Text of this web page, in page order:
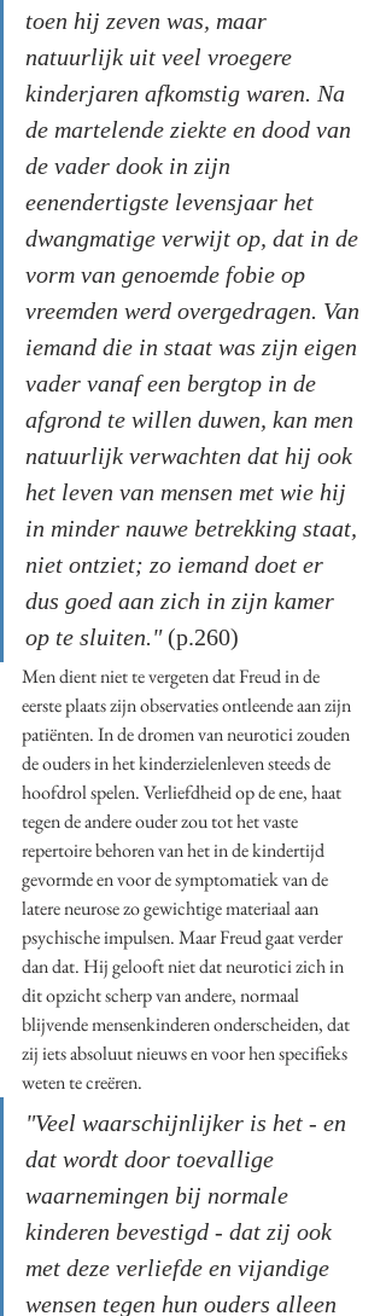
toen hij zeven was, maar
natuurlijk uit veel vroegere
kinderjaren afkomstig waren. Na
de martelende ziekte en dood van
de vader dook in zijn
eenendertigste levensjaar het
dwangmatige verwijt op, dat in de
vorm van genoemde fobie op
vreemden werd overgedragen. Van
iemand die in staat was zijn eigen
vader vanaf een bergtop in de
afgrond te willen duwen, kan men
natuurlijk verwachten dat hij ook
het leven van mensen met wie hij
in minder nauwe betrekking staat,
niet ontziet; zo iemand doet er
dus goed aan zich in zijn kamer
op te sluiten." (p.260)
Men dient niet te vergeten dat Freud in de
eerste plaats zijn observaties ontleende aan zijn
patiënten. In de dromen van neurotici zouden
de ouders in het kinderzielenleven steeds de
hoofdrol spelen. Verliefdheid op de ene, haat
tegen de andere ouder zou tot het vaste
repertoire behoren van het in de kindertijd
gevormde en voor de symptomatiek van de
latere neurose zo gewichtige materiaal aan
psychische impulsen. Maar Freud gaat verder
dan dat. Hij gelooft niet dat neurotici zich in
dit opzicht scherp van andere, normaal
blijvende mensenkinderen onderscheiden, dat
zij iets absoluut nieuws en voor hen specifieks
weten te creëren.
"Veel waarschijnlijker is het - en
dat wordt door toevallige
waarnemingen bij normale
kinderen bevestigd - dat zij ook
met deze verliefde en vijandige
wensen tegen hun ouders alleen